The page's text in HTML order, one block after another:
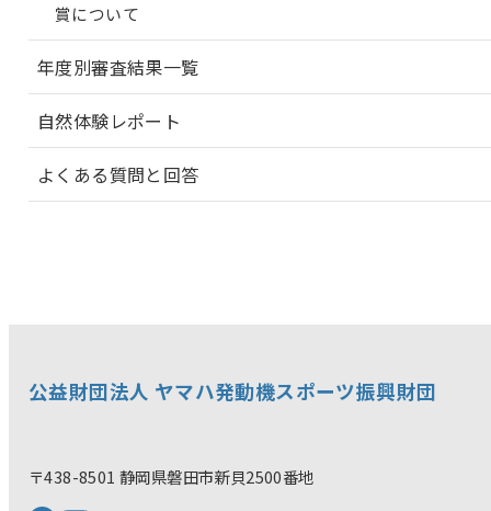
賞について
年度別審査結果一覧
自然体験レポート
よくある質問と回答
公益財団法人 ヤマハ発動機スポーツ振興財団
〒438-8501 静岡県磐田市新貝2500番地